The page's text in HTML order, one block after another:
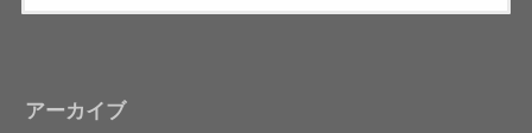
アーカイブ